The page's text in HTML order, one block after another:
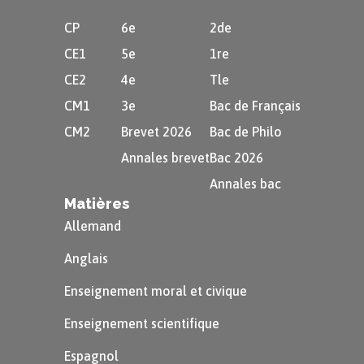
Dans ce tableau, on peut lire, par exemple :
kilomètres mais qui viennent tout de
même en voiture ;
que $\textcolor{#00CC00}{21}$ salariés
au total viennent à vélo ;
que $\textcolor{#CC00CC}{179}$ salariés
CP
CE1
CE2
CM1
CM2
6e
5e
4e
3e
Brevet 2026
Annales brevet
2de
1re
Tle
Bac de Français
Bac de Philo
Bac 2026
Annales bac
Matières
Allemand
Anglais
Enseignement moral et civique
Enseignement scientifique
Espagnol